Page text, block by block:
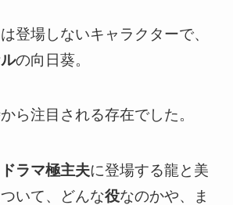
登場しないキャラクターで、
の向日葵。
ら注目される存在でした。
ドラマ極主夫に登場する龍と美
いて、どんな役なのかや、ま